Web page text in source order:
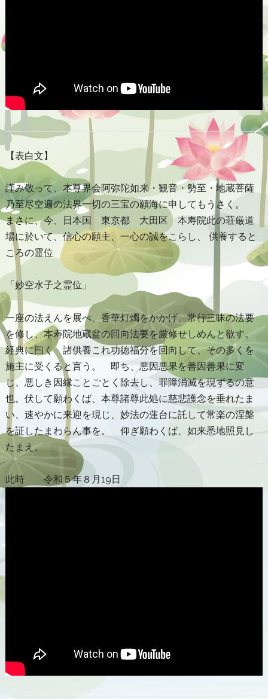
【表白文】
謹み敬って、本尊界会阿弥陀如来・観音・勢至・地蔵菩薩
乃至尽空遍の法界一切の三宝の願海に申してもうさく。
まさに、今、日本国 東京都 大田区 本寿院此の荘厳道
場に於いて、信心の願主、一心の誠をこらし、 供養すると
ころの霊位
「妙空水子之霊位」
一座の法えんを展べ、香華灯燭をかかげ、常行三昧の法要
を修し、本寿院地蔵盆の回向法要を厳修せしめんと欲す。
経典に曰く 諸供養これ功徳福分を回向して、その多くを
施主に受くると言う。 即ち、悪因悪果を善因善果に変
じ、悪しき因縁ことごとく除去し、罪障消滅を現ずるの意
也。伏して願わくば、本尊諸尊此処に慈悲護念を垂れたま
い、速やかに来迎を現じ、妙法の蓮台に託して常楽の涅槃
を証したまわらん事を。 仰ぎ願わくば、如来悉地照見し
たまえ。
此時 令和５年８月19日